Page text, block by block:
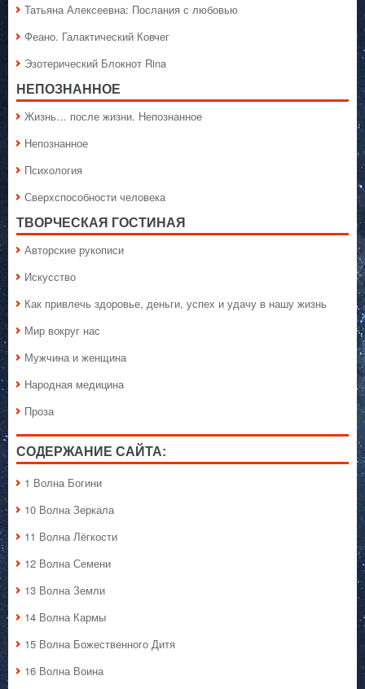
Татьяна Алексеевна: Послания с любовью
Феано. Галактический Ковчег
Эзотерический Блокнот Rina
НЕПОЗНАННОЕ
Жизнь… после жизни. Непознанное
Непознанное
Психология
Сверхспособности человека
ТВОРЧЕСКАЯ ГОСТИНАЯ
Авторские рукописи
Искусство
Как привлечь здоровье, деньги, успех и удачу в нашу жизнь
Мир вокруг нас
Мужчина и женщина
Народная медицина
Проза
СОДЕРЖАНИЕ САЙТА:
1 Волна Богини
10 Волна Зеркала
11 Волна Лёгкости
12 Волна Семени
13 Волна Земли
14 Волна Кармы
15 Волна Божественного Дитя
16 Волна Воина